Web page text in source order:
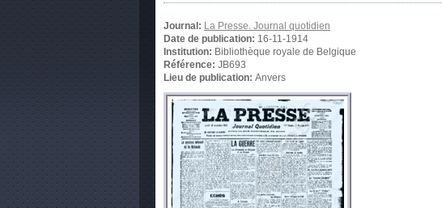
Journal: La Presse. Journal quotidien
Date de publication: 16-11-1914
Institution: Bibliothèque royale de Belgique
Référence: JB693
Lieu de publication: Anvers